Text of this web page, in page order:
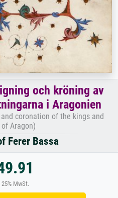
och kröning av
i Aragonien
coronation of the kings and
Aragon)
Ferer Bassa
MwSt.